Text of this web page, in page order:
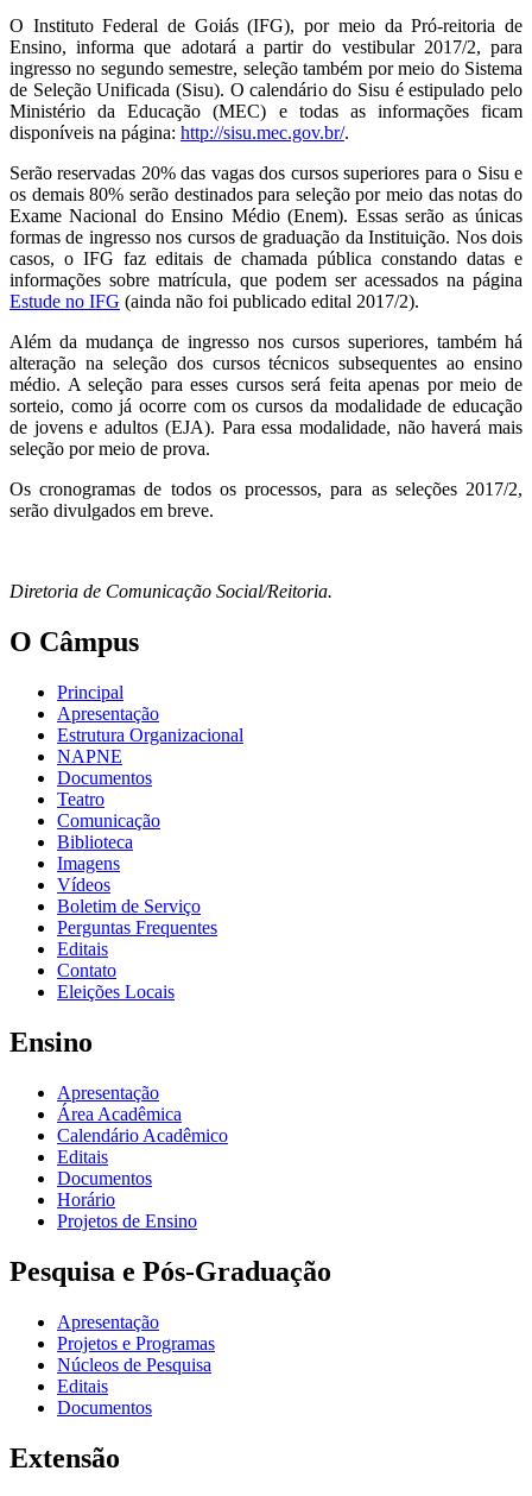
O Instituto Federal de Goiás (IFG), por meio da Pró-reitoria de
Ensino, informa que adotará a partir do vestibular 2017/2, para
ingresso no segundo semestre, seleção também por meio do Sistema
de Seleção Unificada (Sisu). O calendário do Sisu é estipulado pelo
Ministério da Educação (MEC) e todas as informações ficam
disponíveis na página: http://sisu.mec.gov.br/.
Serão reservadas 20% das vagas dos cursos superiores para o Sisu e
os demais 80% serão destinados para seleção por meio das notas do
Exame Nacional do Ensino Médio (Enem). Essas serão as únicas
formas de ingresso nos cursos de graduação da Instituição. Nos dois
casos, o IFG faz editais de chamada pública constando datas e
informações sobre matrícula, que podem ser acessados na página
Estude no IFG (ainda não foi publicado edital 2017/2).
Além da mudança de ingresso nos cursos superiores, também há
alteração na seleção dos cursos técnicos subsequentes ao ensino
médio. A seleção para esses cursos será feita apenas por meio de
sorteio, como já ocorre com os cursos da modalidade de educação
de jovens e adultos (EJA). Para essa modalidade, não haverá mais
seleção por meio de prova.
Os cronogramas de todos os processos, para as seleções 2017/2,
serão divulgados em breve.
Diretoria de Comunicação Social/Reitoria.
O Câmpus
Principal
Apresentação
Estrutura Organizacional
NAPNE
Documentos
Teatro
Comunicação
Biblioteca
Imagens
Vídeos
Boletim de Serviço
Perguntas Frequentes
Editais
Contato
Eleições Locais
Ensino
Apresentação
Área Acadêmica
Calendário Acadêmico
Editais
Documentos
Horário
Projetos de Ensino
Pesquisa e Pós-Graduação
Apresentação
Projetos e Programas
Núcleos de Pesquisa
Editais
Documentos
Extensão